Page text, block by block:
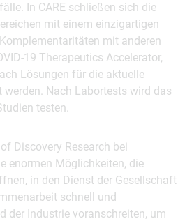
In CARE schließen sich die
mit einem einzigartigen
mit anderen
19 Therapeutics Accelerator,
Lösungen für die aktuelle
Nach Labortests wird das
testen.
Discovery Research bei
enormen Möglichkeiten, die
in den Dienst der Gesellschaft
schnell und
der Industrie voranschreiten, um